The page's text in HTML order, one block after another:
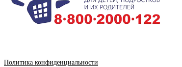
Политика конфиденциальности